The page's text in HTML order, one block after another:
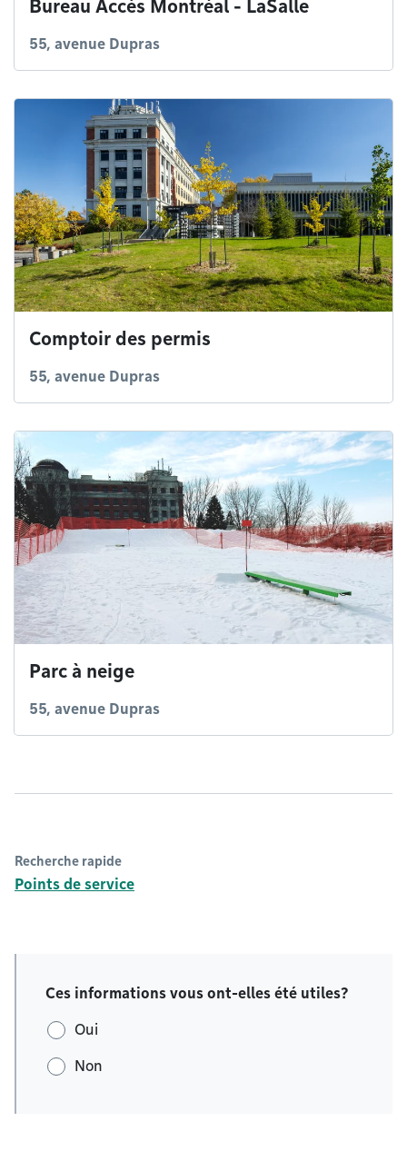
Bureau Accès Montréal - LaSalle
55, avenue Dupras
Comptoir des permis
55, avenue Dupras
Parc à neige
55, avenue Dupras
Recherche rapide
Points de service
Ces informations vous ont-elles été utiles?
Oui
Non